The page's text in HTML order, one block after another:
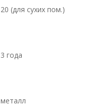
20 (для сухих пом.)
3 года
металл